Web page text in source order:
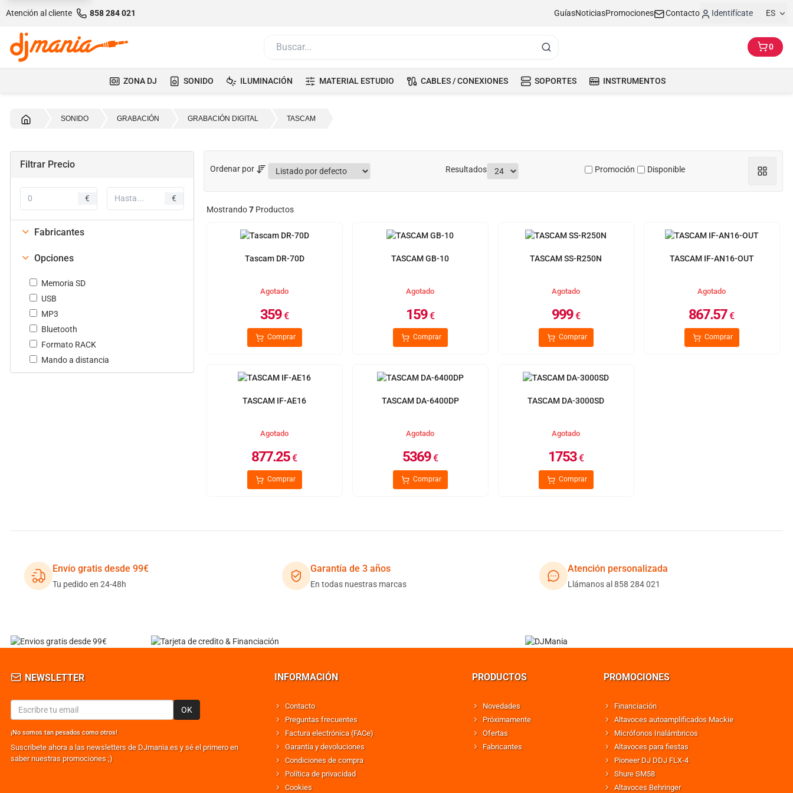
Atención al cliente 858 284 021 GuíasNoticiasPromociones Contacto Identifícate ES
0
ZONA DJ SONIDO ILUMINACIÓN MATERIAL ESTUDIO CABLES / CONEXIONES SOPORTES INSTRUMENTOS
SONIDO GRABACIÓN GRABACIÓN DIGITAL TASCAM
Filtrar Precio
€ €
Fabricantes
Opciones
Memoria SD
USB
MP3
Bluetooth
Formato RACK
Mando a distancia
Ordenar por Resultados Promoción Disponible
Mostrando7Productos
Tascam DR-70D
Agotado
359€
Comprar
TASCAM GB-10
Agotado
159€
Comprar
TASCAM SS-R250N
Agotado
999€
Comprar
TASCAM IF-AN16-OUT
Agotado
867.57€
Comprar
TASCAM IF-AE16
Agotado
877.25€
Comprar
TASCAM DA-6400DP
Agotado
5369€
Comprar
TASCAM DA-3000SD
Agotado
1753€
Comprar
Envío gratis desde 99€
Tu pedido en 24-48h
Garantía de 3 años
En todas nuestras marcas
Atención personalizada
Llámanos al 858 284 021
NEWSLETTER
OK
¡No somos tan pesados como otros!
Suscribete ahora a las newsletters de DJmania.es y sé el primero en
saber nuestras promociones ;)
INFORMACIÓN
Contacto
Preguntas frecuentes
Factura electrónica (FACe)
Garantía y devoluciones
Condiciones de compra
Política de privacidad
Cookies
PRODUCTOS
Novedades
Próximamente
Ofertas
Fabricantes
PROMOCIONES
Financiación
Altavoces autoamplificados Mackie
Micrófonos Inalámbricos
Altavoces para fiestas
Pioneer DJ DDJ FLX-4
Shure SM58
Altavoces Behringer